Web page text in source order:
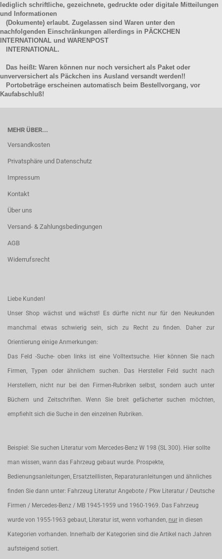
lediglich schriftliche, gezeichnete, gedruckte oder digitale Mitteilungen
und Informationen
(Dokumente) erlaubt. Zugelassen sind Waren unter den
nachfolgenden Einschränkungen allerdings in PÄCKCHEN
INTERNATIONAL und WARENPOST
INTERNATIONAL.
Das heißt: Waren können nur noch versichert als Paket oder
unverversichert als Päckchen ins Ausland versandt werden!!
Portobeträge erscheinen automatisch beim Bestellvorgang, vor
Kaufabschluß!
MEHR ÜBER...
Versandkosten
Privatsphäre und Datenschutz
Impressum
Kontakt
Über uns
Versand- & Zahlungsbedingungen
AGB
Widerrufsrecht
Liebe Kunden!
Unser Shop wächst und wächst! Es dürfte nicht nur für den Neukunden
manchmal etwas schwierig sein, sich zu Recht zu finden. Daher zur
Orientierung einige Anmerkungen:
Das Feld -Suche- oben links ist eine Volltextsuche. Hier können Sie nach
Firmen, Typen oder ähnlichem suchen. Das Hersteller Feld sucht nach
Herstellern, nicht nur bei den Firmen-Rubriken selbst, sondern auch unter
Büchern und Zeitschriften. Wenn Sie breit gefächerter suchen möchten,
empfiehlt sich die Suche in den einzelnen Rubriken.
Beispiel: Sie suchen Literatur vom Mercedes-Benz W 198 (SL 300). Hier sollte
man wissen, wann das Fahrzeug gebaut wurde. Prospekte,
Bedienungsanleitungen, Ersatzteillisten, Reparaturanleitungen und ähnliches
finden Sie dann unter: Fahrzeug Literatur Angebote / Pkw Literatur / Deutsche
Firmen / Mercedes-Benz / MB 1945-1959 und 1960-1969. Das Fahrzeug
wurde von 1955-1963 gebaut, Literatur ist, wenn vorhanden, nur in diesen
Kategorien vorhanden. Innerhalb der Kategorien sind die Artikel nach Jahren
aufsteigend sotiert.